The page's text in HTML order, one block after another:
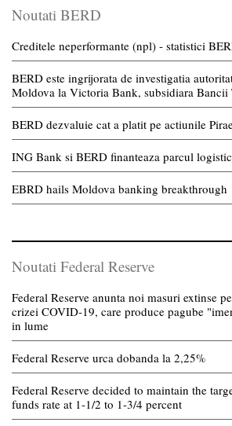
Noutati BERD
Creditele neperformante (npl) - statistici
BERD este ingrijorata de investigatia
Moldova la Victoria Bank, subsidiara Bancii
BERD dezvaluie cat a platit pe actiunile
ING Bank si BERD finanteaza parcul
EBRD hails Moldova banking breakthrough
Noutati Federal Reserve
Federal Reserve anunta noi masuri extinse
crizei COVID-19, care produce pagube
in lume
Federal Reserve urca dobanda la 2,25%
Federal Reserve decided to maintain the
funds rate at 1-1/2 to 1-3/4 percent